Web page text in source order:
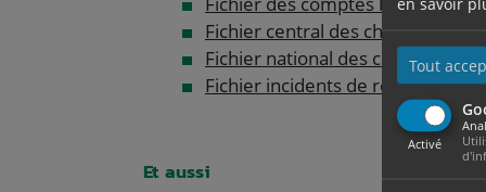
Tout
Activé
Fichier central des chèques (FCC)
Fichier national des chèques
Fichier incidents de
Et aussi